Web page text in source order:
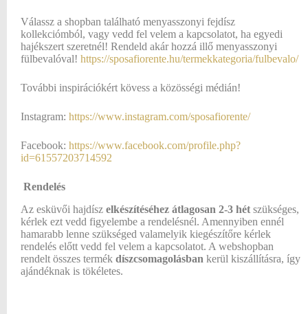
Válassz a shopban található menyasszonyi fejdísz
kollekciómból, vagy vedd fel velem a kapcsolatot, ha egyedi
hajékszert szeretnél! Rendeld akár hozzá illő menyasszonyi
fülbevalóval! https://sposafiorente.hu/termekkategoria/fulbevalo/
További inspirációkért kövess a közösségi médián!
Instagram: https://www.instagram.com/sposafiorente/
Facebook: https://www.facebook.com/profile.php?
id=61557203714592
Rendelés
Az esküvői hajdísz elkészítéséhez átlagosan 2-3 hét szükséges,
kérlek ezt vedd figyelembe a rendelésnél. Amennyiben ennél
hamarabb lenne szükséged valamelyik kiegészítőre kérlek
rendelés előtt vedd fel velem a kapcsolatot. A webshopban
rendelt összes termék díszcsomagolásban kerül kiszállításra, így
ajándéknak is tökéletes.